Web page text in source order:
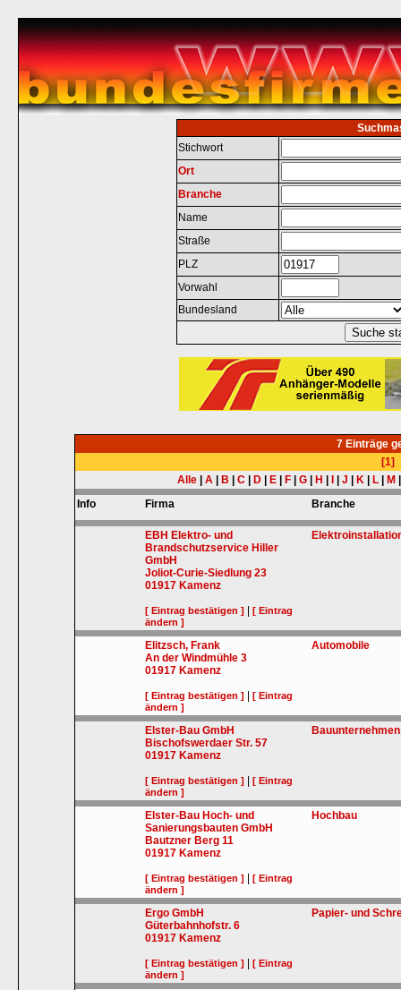
Stichwort
Ort
Branche
Name
Straße
PLZ
Vorwahl
Bundesland
7 Einträge
[1]
Alle
A B C D E F G H J K L M
Info
Firma Branche
EBH Elektro- und
Brandschutzservice Hiller
GmbH
Joliot-Curie-Siedlung 23
01917 Kamenz
[ Eintrag bestätigen ] |[ Eintrag
ändern ]
Elitzsch, Frank
An der Windmühle 3
01917 Kamenz
[ Eintrag bestätigen ] |[ Eintrag
ändern ]
Automobile
Elster-Bau GmbH
Bischofswerdaer Str. 57
01917 Kamenz
[ Eintrag bestätigen ] |[ Eintrag
ändern ]
Bauunternehmen
Elster-Bau Hoch- und
Sanierungsbauten GmbH
Bautzner Berg 11
01917 Kamenz
[ Eintrag bestätigen ] |[ Eintrag
ändern ]
Hochbau
Ergo GmbH
Güterbahnhofstr. 6
01917 Kamenz
[ Eintrag bestätigen ] |[ Eintrag
ändern ]
Papier- und